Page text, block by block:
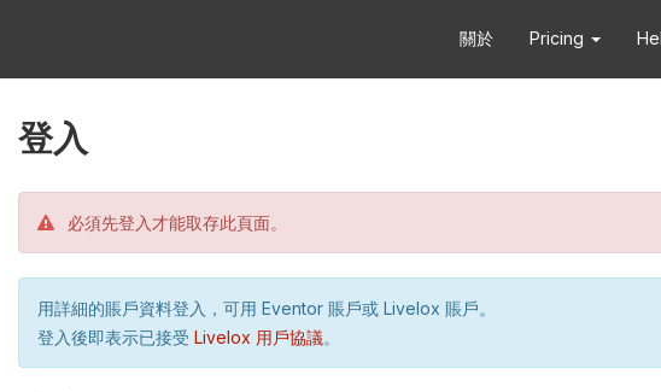
關於 Pricing
登入
必須先登入才能取存此頁面。
用詳細的賬戶資料登入，可用 Eventor 賬戶或 Livelox 賬戶。
登入後即表示已接受 Livelox 用戶協議。